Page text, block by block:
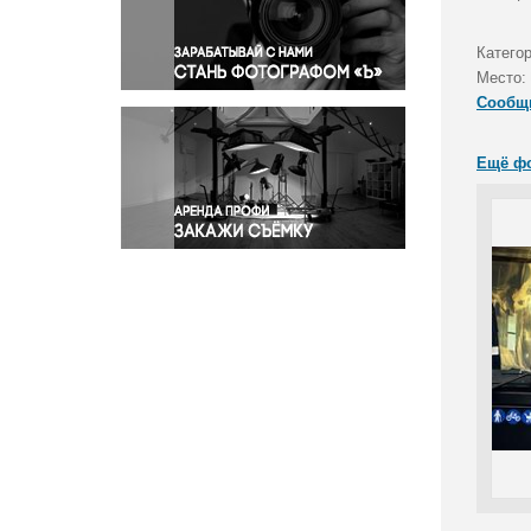
Правосудие
Происшествия и конфликты
Религия
Светская жизнь
Спорт
Экология
Экономика и бизнес
Место:
Ещё